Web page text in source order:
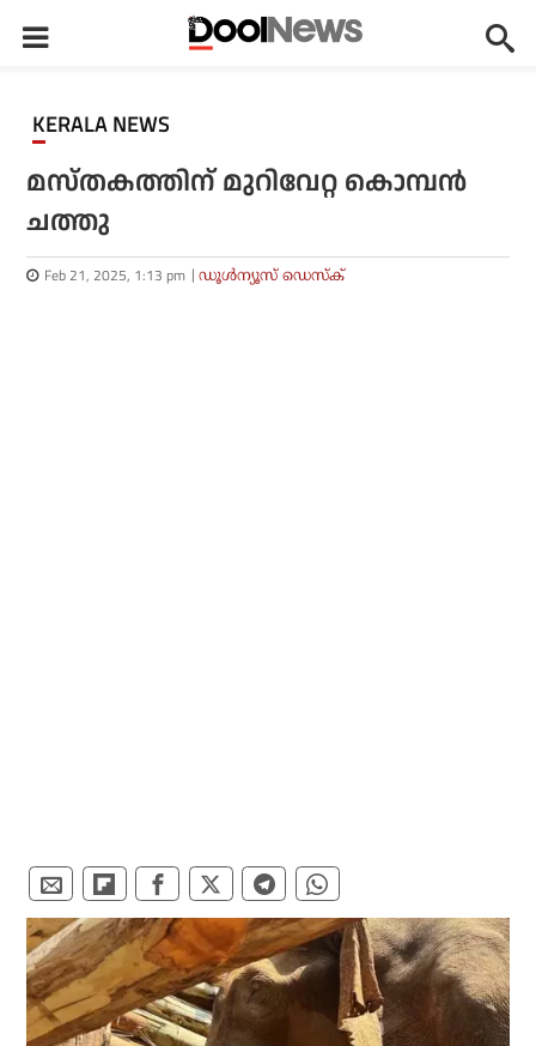
KERALA NEWS
മസ്തകത്തിന് മുറിവേറ്റ കൊമ്പൻ
ചത്തു
Feb 21, 2025, 1:13 pm ഡൂള്‍ന്യൂസ് ഡെസ്‌ക്